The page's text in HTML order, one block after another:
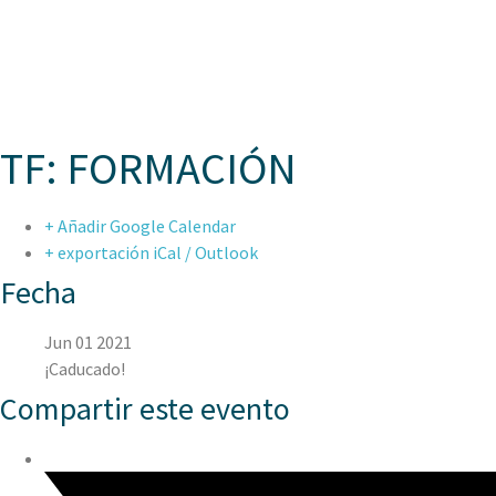
TF: FORMACIÓN
+ Añadir Google Calendar
+ exportación iCal / Outlook
Fecha
Jun 01 2021
¡Caducado!
Compartir este evento